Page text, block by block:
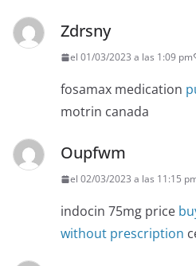
Zdrsny
el 01/03/2023 a las 1:09 pm
fosamax medication
motrin canada
Oupfwm
el 02/03/2023 a las 11:15
indocin 75mg price
without prescription